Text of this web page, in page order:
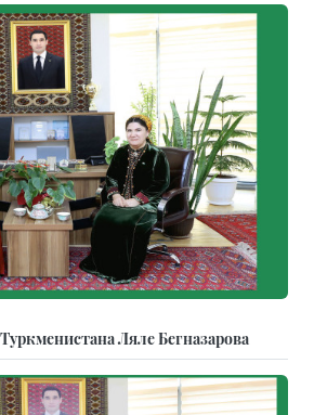
Ляле Бегназарова